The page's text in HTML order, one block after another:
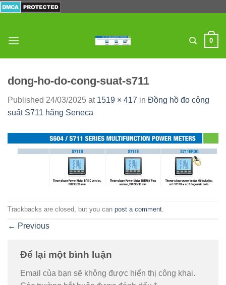
0
dong-ho-do-cong-suat-s711
Published 24/03/2025 at 1519 × 417 in Đồng hồ đo công
suất S711 hãng Seneca
Trackbacks are closed, but you can post a comment.
← Previous
Để lại một bình luận
Email của bạn sẽ không được hiển thị công khai.